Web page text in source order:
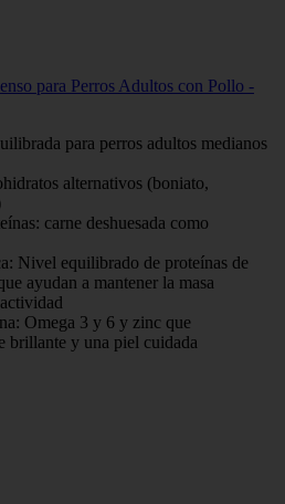
para Perros Adultos con Pollo -
para perros adultos medianos
alternativos (boniato,
carne deshuesada como
Nivel equilibrado de proteínas de
ayudan a mantener la masa
Omega 3 y 6 y zinc que
brillante y una piel cuidada